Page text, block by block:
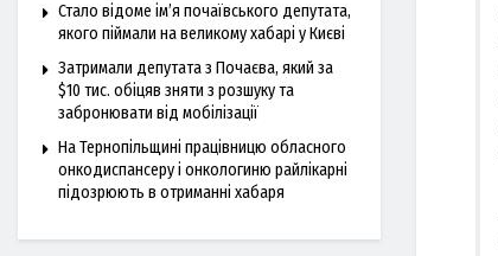
Стало відоме ім’я почаївського депутата,
якого піймали на великому хабарі у Києві
Затримали депутата з Почаєва, який за
$10 тис. обіцяв зняти з розшуку та
забронювати від мобілізації
На Тернопільщині працівницю обласного
онкодиспансеру і онкологиню райлікарні
підозрюють в отриманні хабаря